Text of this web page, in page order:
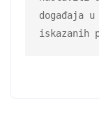
događaja
iskazanih